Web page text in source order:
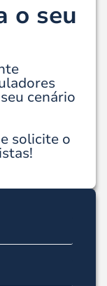
o seu
cenário
solicite o